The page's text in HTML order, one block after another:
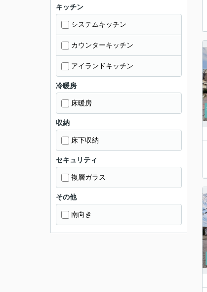
キッチン
システムキッチン
カウンターキッチン
アイランドキッチン
冷暖房
床暖房
収納
床下収納
セキュリティ
複層ガラス
その他
南向き